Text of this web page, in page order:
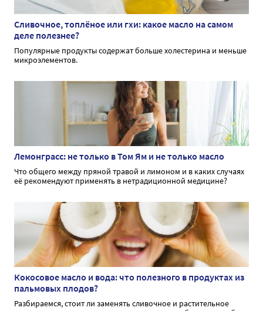
Сливочное, топлёное или гхи: какое масло на самом
деле полезнее?
Популярные продукты содержат больше холестерина и меньше
микроэлементов.
Лемонграсс: не только в Том Ям и не только масло
Что общего между пряной травой и лимоном и в каких случаях
её рекомендуют применять в нетрадиционной медицине?
Кокосовое масло и вода: что полезного в продуктах из
пальмовых плодов?
Разбираемся, стоит ли заменять сливочное и растительное